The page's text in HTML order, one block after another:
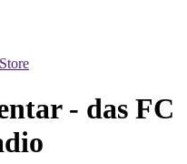
- das FC